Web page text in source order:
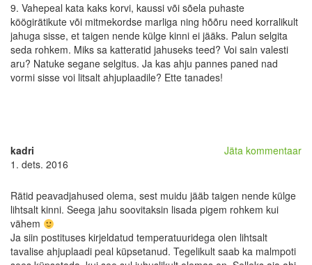
9. Vahepeal kata kaks korvi, kaussi või sõela puhaste
köögirätikute või mitmekordse marliga ning hõõru need korralikult
jahuga sisse, et taigen nende külge kinni ei jääks. Palun selgita
seda rohkem. Miks sa katteratid jahuseks teed? Voi sain valesti
aru? Natuke segane selgitus. Ja kas ahju pannes paned nad
vormi sisse voi litsalt ahjuplaadile? Ette tanades!
Jäta kommentaar
kadri
1. dets. 2016
Rätid peavadjahused olema, sest muidu jääb taigen nende külge
lihtsalt kinni. Seega jahu soovitaksin lisada pigem rohkem kui
vähem
Ja siin postituses kirjeldatud temperatuuridega olen lihtsalt
tavalise ahjuplaadi peal küpsetanud. Tegelikult saab ka malmpoti